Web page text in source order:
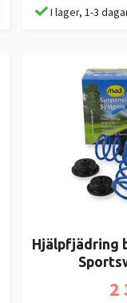
I lager, 1-3
Hjälpfjädring
2